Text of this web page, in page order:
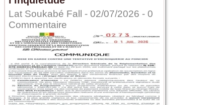
Lat Soukabé Fall - 02/07/2026 - 0
Commentaire